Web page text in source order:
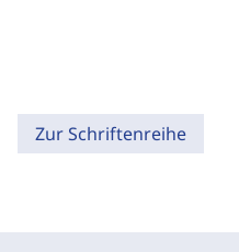
Zur Schriftenreihe